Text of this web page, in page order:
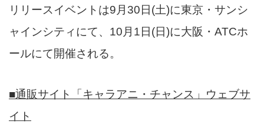
リリースイベントは9月30日(土)に東京・サンシ
ャインシティにて、10月1日(日)に大阪・ATCホ
ールにて開催される。
■通販サイト「 キャラアニ・チャンス 」ウェブサ
イト